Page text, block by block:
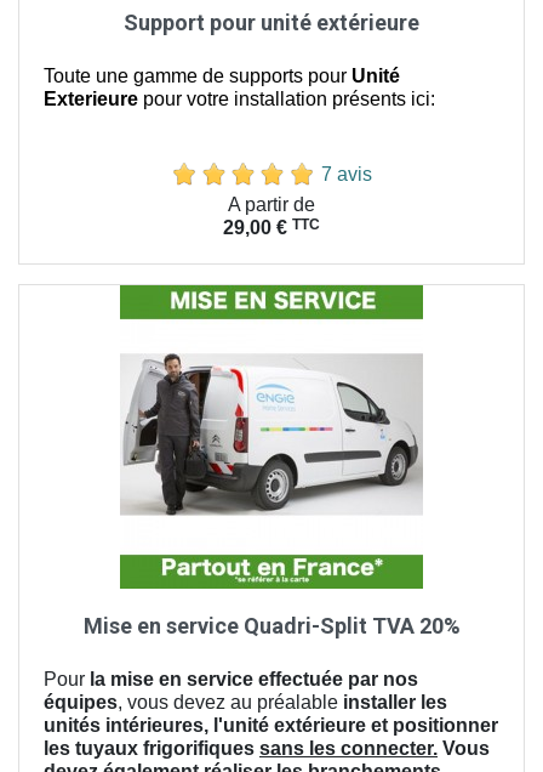
Support pour unité extérieure
Toute une gamme de supports pour Unité
Exterieure pour votre installation présents ici:
7 avis
A partir de
29,00 € TTC
Mise en service Quadri-Split TVA 20%
Pour la mise en service effectuée par nos
équipes, vous devez au préalable installer les
unités intérieures, l'unité extérieure et positionner
les tuyaux frigorifiques sans les connecter. Vous